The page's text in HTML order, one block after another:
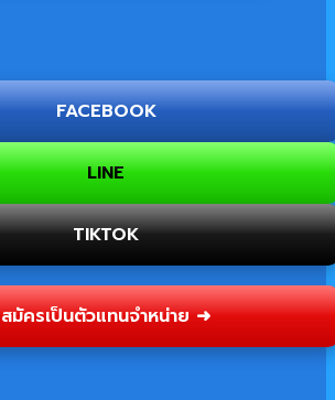
FACEBOOK
LINE
TIKTOK
สมัครเป็นตัวแทนจำหน่าย ➜